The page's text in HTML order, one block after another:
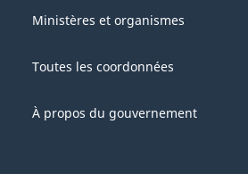
thisGouvernement
Canada
Ministères et organismes
Toutes les coordonnées
À propos du gouvernement